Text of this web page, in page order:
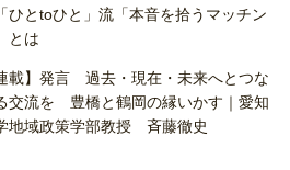
ひとtoひと」流「本音を拾うマッチン
とは
載】発言 過去・現在・未来へとつな
交流を 豊橋と鶴岡の縁いかす｜愛知
地域政策学部教授 斉藤徹史